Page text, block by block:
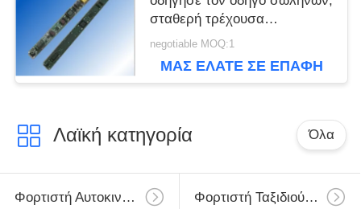
σταθερή τρέχουσα
οδηγημένη παροχή
σωλήνων
negotiable MOQ:1
ΜΑΣ ΕΛΆΤΕ ΣΕ ΕΠΑΦΉ
ΜΕ
Λαϊκή κατηγορία Όλα
Φορτιστή Αυτοκινήτου Για Smartphone Φορτιστή Ταξιδιού Κινητού Τηλεφώνου